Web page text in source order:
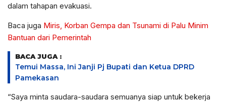
dalam tahapan evakuasi.
Baca juga Miris, Korban Gempa dan Tsunami di Palu Minim
Bantuan dari Pemerintah
BACA JUGA :
Temui Massa, Ini Janji Pj Bupati dan Ketua DPRD
Pamekasan
“Saya minta saudara-saudara semuanya siap untuk bekerja